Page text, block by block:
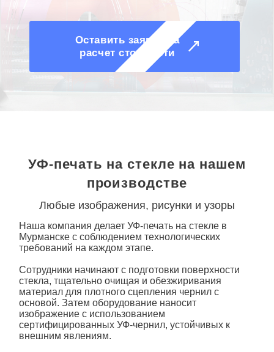
Оставить заявку на
расчет стоимости
УФ-печать на стекле на нашем
производстве
Любые изображения, рисунки и узоры
Наша компания делает УФ-печать на стеклев
Мурманске ссоблюдением технологических
требований на каждом этапе.
Сотрудники начинают с подготовки поверхности
стекла, тщательно очищая и обезжиривания
материал для плотного сцепления чернил с
основой. Затем оборудование наносит
изображение с использованием
сертифицированных УФ-чернил, устойчивых к
внешним явлениям.